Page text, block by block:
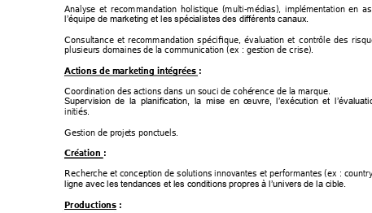
Analyse et recommandation holistique (multi-médias), implémentation en
l’équipe de marketing et les spécialistes des différents canaux.
Consultance et recommandation spécifique, évaluation et contrôle des
plusieurs domaines de la communication (ex : gestion de crise).
Actions de marketing intégrées :
Coordination des actions dans un souci de cohérence de la marque.
Supervision de la planification, la mise en œuvre, l’exécution et
initiés.
Gestion de projets ponctuels.
Création :
Recherche et conception de solutions innovantes et performantes (ex :
ligne avec les tendances et les conditions propres à l’univers de la cible.
Productions :